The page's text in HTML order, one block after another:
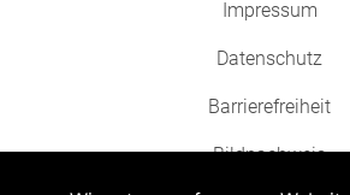
Impressum
Datenschutz
Barrierefreiheit
Bildnachweis